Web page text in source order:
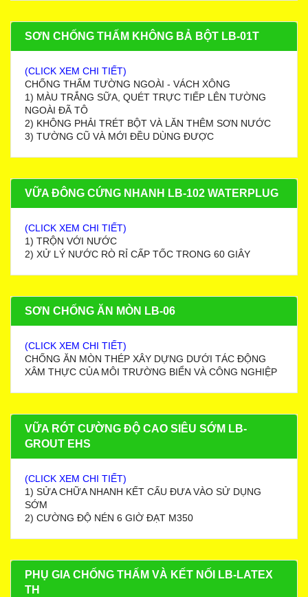
SƠN CHỐNG THẤM KHÔNG BẢ BỘT LB-01T
(CLICK XEM CHI TIẾT)
CHỐNG THẤM TƯỜNG NGOÀI - VÁCH XÔNG
1) MÀU TRẮNG SỮA, QUÉT TRỰC TIẾP LÊN TƯỜNG
NGOÀI ĐÃ TÔ
2) KHÔNG PHẢI TRÉT BỘT VÀ LĂN THÊM SƠN NƯỚC
3) TƯỜNG CŨ VÀ MỚI ĐỀU DÙNG ĐƯỢC
VỮA ĐÔNG CỨNG NHANH LB-102 WATERPLUG
(CLICK XEM CHI TIẾT)
1) TRỘN VỚI NƯỚC
2) XỬ LÝ NƯỚC RÒ RỈ CẤP TỐC TRONG 60 GIÂY
SƠN CHỐNG ĂN MÒN LB-06
(CLICK XEM CHI TIẾT)
CHỐNG ĂN MÒN THÉP XÂY DỰNG DƯỚI TÁC ĐỘNG
XÂM THỰC CỦA MÔI TRƯỜNG BIỂN VÀ CÔNG NGHIỆP
VỮA RÓT CƯỜNG ĐỘ CAO SIÊU SỚM LB-
GROUT EHS
(CLICK XEM CHI TIẾT)
1) SỬA CHỮA NHANH KẾT CẤU ĐƯA VÀO SỬ DỤNG
SỚM
2) CƯỜNG ĐỘ NÉN 6 GIỜ ĐẠT M350
PHỤ GIA CHỐNG THẤM VÀ KẾT NỐI LB-LATEX
TH